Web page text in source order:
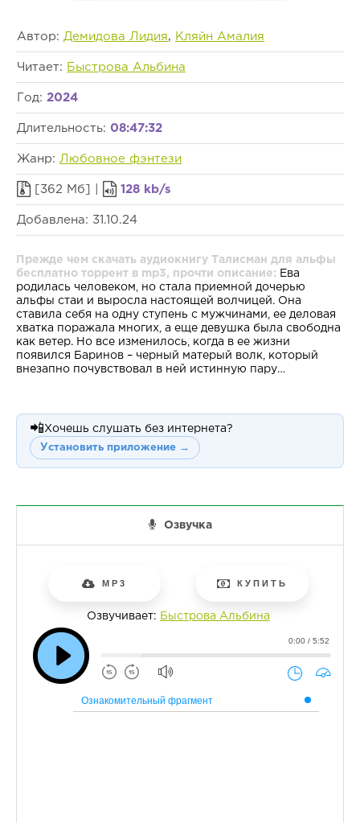
Автор: Демидова Лидия, Кляйн Амалия
Читает: Быстрова Альбина
Год: 2024
Длительность: 08:47:32
Жанр: Любовное фэнтези
[362 Мб] | 128 kb/s
Добавлена: 31.10.24
Прежде чем скачать аудиокнигу Талисман для альфы
бесплатно торрент в mp3, прочти описание: Ева
родилась человеком, но стала приемной дочерью
альфы стаи и выросла настоящей волчицей. Она
ставила себя на одну ступень с мужчинами, ее деловая
хватка поражала многих, а еще девушка была свободна
как ветер. Но все изменилось, когда в ее жизни
появился Баринов – черный матерый волк, который
внезапно почувствовал в ней истинную пару…
📲 Хочешь слушать без интернета?
Установить приложение →
Озвучка
MP3 КУПИТЬ
Озвучивает: Быстрова Альбина
0:00 / 5:52
Ознакомительный фрагмент